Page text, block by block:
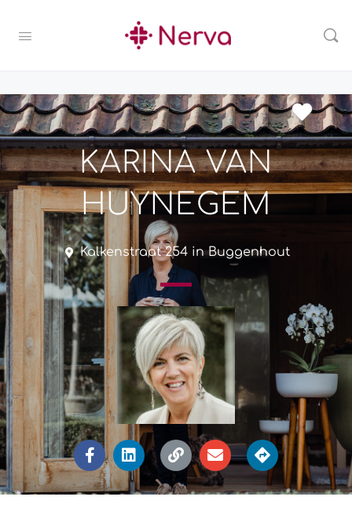
KARINA VAN
HUYNEGEM
Kalkenstraat 254 in Buggenhout